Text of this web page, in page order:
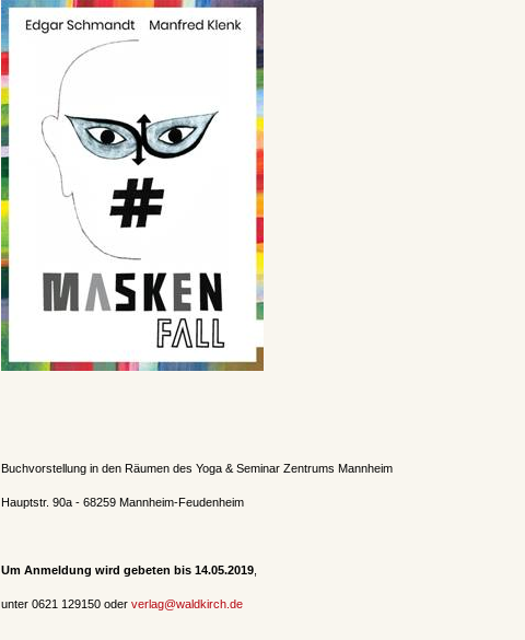
Buchvorstellung in den Räumen des Yoga & Seminar Zentrums Mannheim
Hauptstr. 90a - 68259 Mannheim-Feudenheim
Um Anmeldung wird gebeten bis 14.05.2019
unter 0621 129150 oder verlag@waldkirch.de